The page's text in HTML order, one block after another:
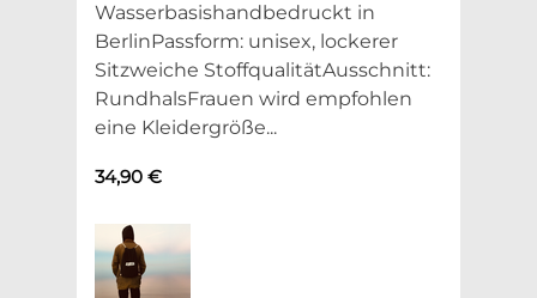
Wasserbasishandbedruckt in
BerlinPassform: unisex, lockerer
Sitzweiche StoffqualitätAusschnitt:
RundhalsFrauen wird empfohlen
eine Kleidergröße...
34,90 €